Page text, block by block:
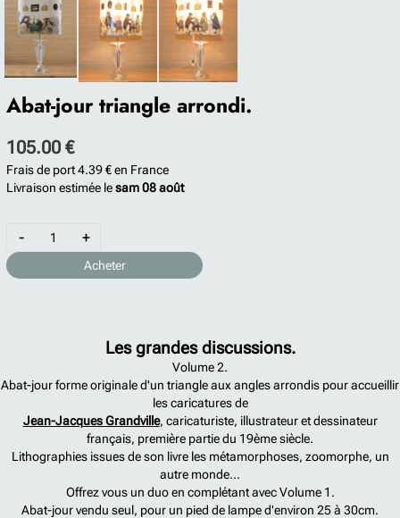
Abat-jour triangle arrondi.
105.00 €
Frais de port4.39 €en France
Livraison estimée lesam 08 août
- +
Acheter
Les grandes discussions.
Volume 2.
Abat-jour forme originale d'un triangle aux angles arrondis pour accueillir
les caricatures de
Jean-Jacques Grandville, caricaturiste, illustrateur et dessinateur
français, première partie du 19ème siècle.
Lithographies issues de son livre les métamorphoses, zoomorphe, un
autre monde...
Offrez vous un duo en complétant avec Volume 1.
Abat-jour vendu seul, pour un pied de lampe d'environ 25 à 30cm.